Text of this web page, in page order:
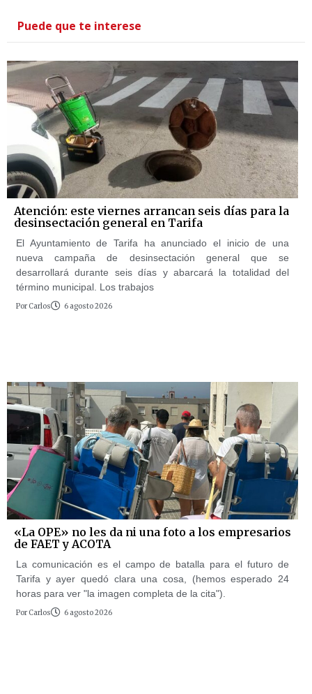
Puede que te interese
Atención: este viernes arrancan seis días para la
desinsectación general en Tarifa
El Ayuntamiento de Tarifa ha anunciado el inicio de una
nueva campaña de desinsectación general que se
desarrollará durante seis días y abarcará la totalidad del
término municipal. Los trabajos
Por Carlos 6 agosto 2026
«La OPE» no les da ni una foto a los empresarios
de FAET y ACOTA
La comunicación es el campo de batalla para el futuro de
Tarifa y ayer quedó clara una cosa, (hemos esperado 24
horas para ver "la imagen completa de la cita").
Por Carlos 6 agosto 2026